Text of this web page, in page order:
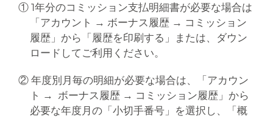
① 1年分のコミッション支払明細書が必要な場合は
「アカウント → ボーナス履歴 → コミッション
履歴」から「履歴を印刷する」または、ダウン
ロードしてご利用ください。
② 年度別月毎の明細が必要な場合は、「アカウン
ト → ボーナス履歴 → コミッション履歴」から
必要な年度月の「小切手番号」を選択し、「概